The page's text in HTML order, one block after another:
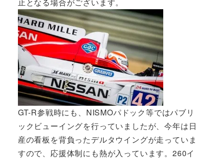
GT-R参戦時にも、NISMOパドック等ではパブリ
ックビューイングを行っていましたが、今年は日
産の看板を背負ったデルタウイングが走っていま
すので、応援体制にも熱が入っています。260イ